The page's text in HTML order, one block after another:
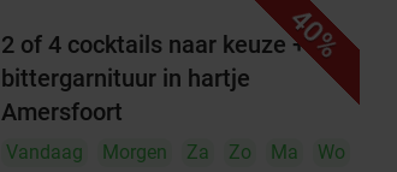
40%
2 of 4 cocktails naar keuze + evt.
bittergarnituur in hartje
Amersfoort
Vandaag Morgen Za Zo Ma
Wo